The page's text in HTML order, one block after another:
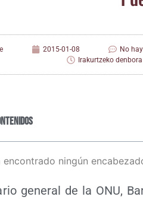
2015-01-08 No
Irakurtzeko
encontrado ningún
gene­ral de la ONU,